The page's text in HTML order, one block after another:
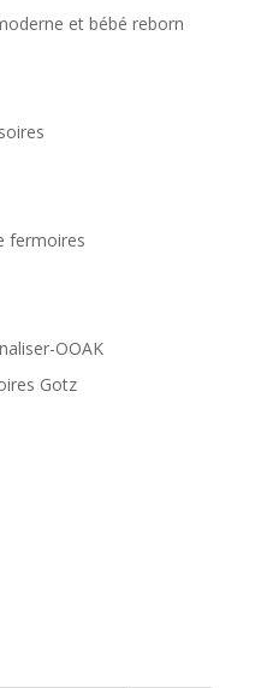
et bébé reborn
fermoires
OOAK
Gotz